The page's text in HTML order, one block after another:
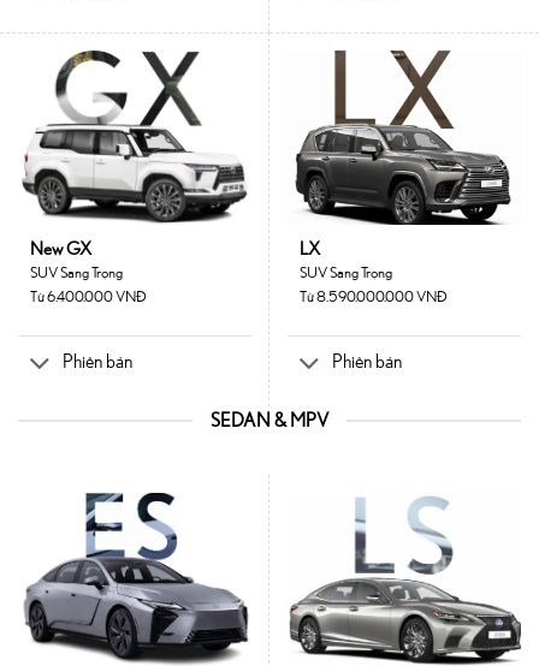
New GX
SUV Sang Trọng
Từ 6.400.000 VNĐ
Phiên bản
LX
SUV Sang Trọng
Từ 8.590.000.000 VNĐ
Phiên bản
SEDAN & MPV